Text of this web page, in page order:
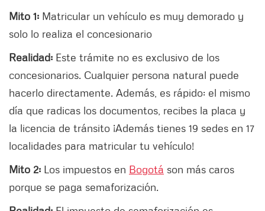
Mito 1: Matricular un vehículo es muy demorado y
solo lo realiza el concesionario
Realidad: Este trámite no es exclusivo de los
concesionarios. Cualquier persona natural puede
hacerlo directamente. Además, es rápido: el mismo
día que radicas los documentos, recibes la placa y
la licencia de tránsito ¡Además tienes 19 sedes en 17
localidades para matricular tu vehículo!
Mito 2: Los impuestos en Bogotá son más caros
porque se paga semaforización.